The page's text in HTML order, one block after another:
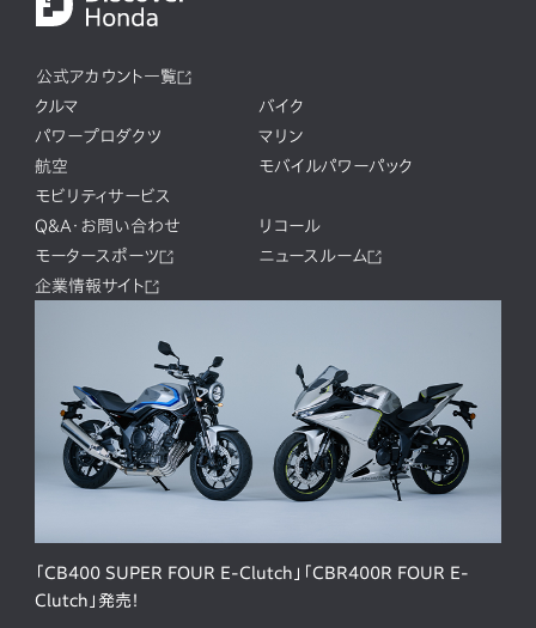
公式アカウント一覧
クルマ
バイク
パワープロダクツ
マリン
航空
モバイルパワーパック
モビリティサービス
Q&A・お問い合わせ
リコール
モータースポーツ
ニュースルーム
企業情報サイト
「CB400 SUPER FOUR E-Clutch」「CBR400R FOUR E-
Clutch」発売！